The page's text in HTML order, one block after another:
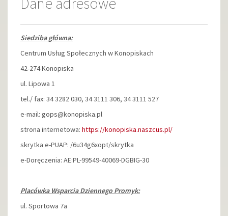
Siedziba główna:
Centrum Usług Społecznych w Konopiskach
42-274 Konopiska
ul. Lipowa 1
tel./ fax: 34 3282 030, 34 3111 306, 34 3111 527
e-mail: gops@konopiska.pl
strona internetowa: https://konopiska.naszcus.pl/
skrytka e-PUAP: /6u34g6xopt/skrytka
e-Doręczenia: AE:PL-99549-40069-DGBIG-30
Placówka Wsparcia Dziennego Promyk:
ul. Sportowa 7a